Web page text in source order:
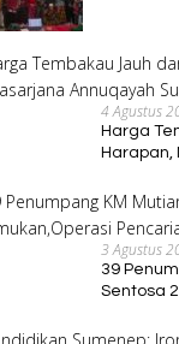
4 Agustus
Harga
Harapan,
3 Agustus
39
Sentosa
Diperluas